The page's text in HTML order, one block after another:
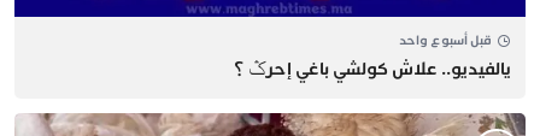
قبل أسبوع واحد
يالفيديو.. علاش كولشي باغي إحرݣ ؟